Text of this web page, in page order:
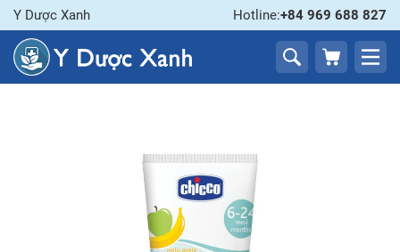
Y Dược Xanh Hotline:+84 969 688 827